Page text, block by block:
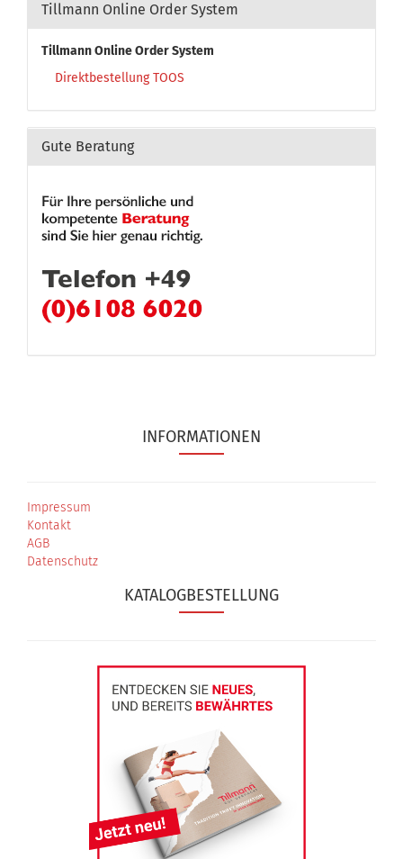
Tillmann Online Order System
Tillmann Online Order System
Direktbestellung TOOS
Gute Beratung
INFORMATIONEN
Impressum
Kontakt
AGB
Datenschutz
KATALOGBESTELLUNG